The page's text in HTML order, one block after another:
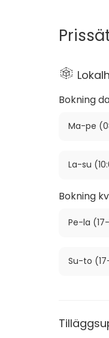
Bokning
Ma-pe
La-su
Bokning
Pe-la
Su-to